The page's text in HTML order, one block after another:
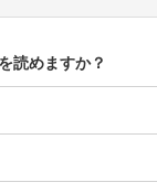
読めますか？